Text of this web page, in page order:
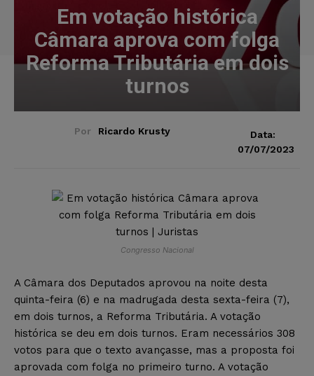
Em votação histórica
Câmara aprova com folga
Reforma Tributária em dois
turnos
Por Ricardo Krusty
Data:
07/07/2023
Congresso Nacional
A Câmara dos Deputados aprovou na noite desta
quinta-feira (6) e na madrugada desta sexta-feira (7),
em dois turnos, a Reforma Tributária. A votação
histórica se deu em dois turnos. Eram necessários 308
votos para que o texto avançasse, mas a proposta foi
aprovada com folga no primeiro turno. A votação